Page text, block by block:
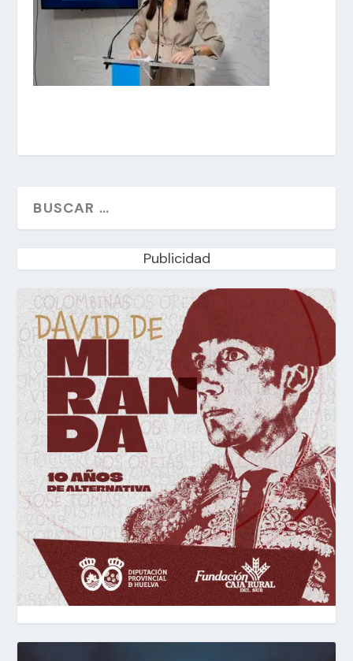
Publicidad